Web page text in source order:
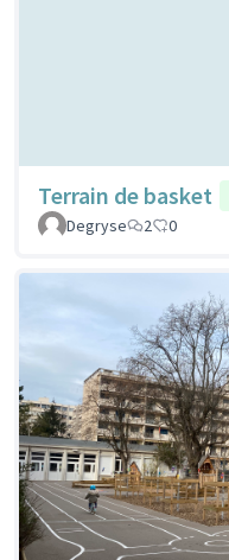
Terrain de basket
Degryse
2 0